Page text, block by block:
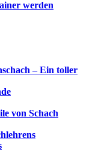
werden
– Ein toller
von Schach‎